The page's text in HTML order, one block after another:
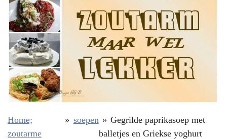
Home;
zoutarme
» soepen » Gegrilde paprikasoep met
balletjes en Griekse yoghurt